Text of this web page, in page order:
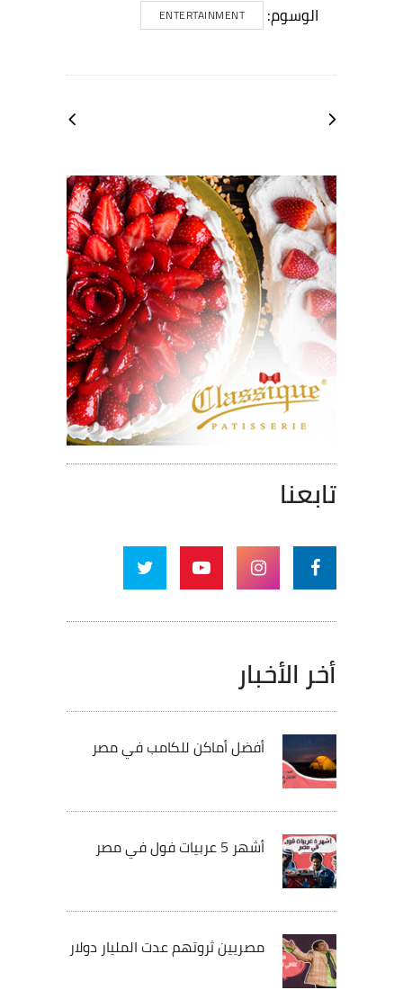
الوسوم: ENTERTAINMENT
تابعنا
أخر الأخبار
أفضل أماكن للكامب في مصر
أشهر 5 عربيات فول في مصر
مصريين ثروتهم عدت المليار دولار